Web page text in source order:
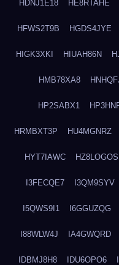
HDNJ1E18 HE8RTAHE
HFWS2T9B HGDS4JYE
HIGK3XKI HIUAH86N
HMB78XA8
HP2SABX1
HRMBXT3P HU4MGNRZ
HYT7IAWC HZ8LOGOS
I3FECQE7 I3QM9SYV
I5QWS9I1 I6GGUZQG
I88WLW4J IA4GWQRD
IDBMJ8H8 IDU6OPO6